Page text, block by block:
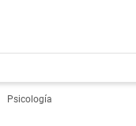
Psicología